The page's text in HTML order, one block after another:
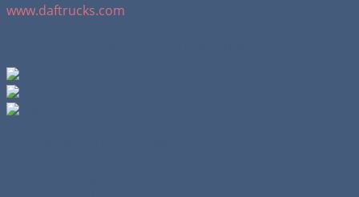
www.daftrucks.com